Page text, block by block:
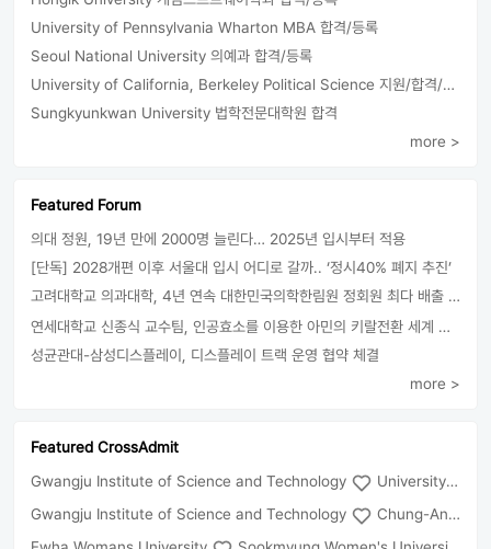
University of Pennsylvania Wharton MBA 합격/등록
Seoul National University 의예과 합격/등록
University of California, Berkeley Political Science 지원/합격/등록
Sungkyunkwan University 법학전문대학원 합격
more >
Featured Forum
의대 정원, 19년 만에 2000명 늘린다… 2025년 입시부터 적용
[단독] 2028개편 이후 서울대 입시 어디로 갈까.. ‘정시40% 폐지 추진’
고려대학교 의과대학, 4년 연속 대한민국의학한림원 정회원 최다 배출 外
연세대학교 신종식 교수팀, 인공효소를 이용한 아민의 키랄전환 세계 최초로 성공
성균관대-삼성디스플레이, 디스플레이 트랙 운영 협약 체결
more >
Featured CrossAdmit
Gwangju Institute of Science and Technology
University of Seoul
Gwangju Institute of Science and Technology
Chung-Ang University